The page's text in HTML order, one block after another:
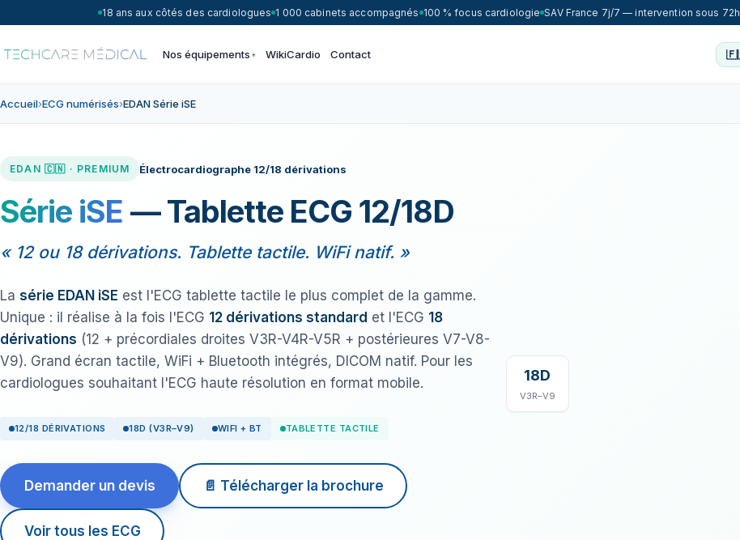
18 ans aux côtés des cardiologues 1 000 cabinets accompagnés 100 % focus cardiologie SAV France 7j/7 — intervention sous 72h
Nos équipements WikiCardio Contact
Accueil›ECG numérisés›EDAN Série iSE
EDAN 🇨🇳 · PREMIUM Électrocardiographe 12/18 dérivations
Série iSE — Tablette ECG 12/18D
« 12 ou 18 dérivations. Tablette tactile. WiFi natif. »
La série EDAN iSE est l'ECG tablette tactile le plus complet de la gamme.
Unique : il réalise à la fois l'ECG 12 dérivations standard et l'ECG 18
dérivations (12 + précordiales droites V3R-V4R-V5R + postérieures V7-V8-
V9). Grand écran tactile, WiFi + Bluetooth intégrés, DICOM natif. Pour les
cardiologues souhaitant l'ECG haute résolution en format mobile.
12/18 DÉRIVATIONS 18D (V3R–V9) WIFI + BT TABLETTE TACTILE
Demander un devis 📄 Télécharger la brochure
Voir tous les ECG
18D
V3R–V9